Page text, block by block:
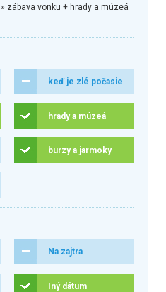
» zábava vonku + hrady a múzeá
keď je zlé počasie
hrady a múzeá
burzy a jarmoky
Na zajtra
Iný dátum